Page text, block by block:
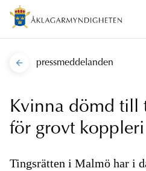
pressmeddelanden
Kvinna dömd till
för grovt koppleri
Tingsrätten i Malmö har i